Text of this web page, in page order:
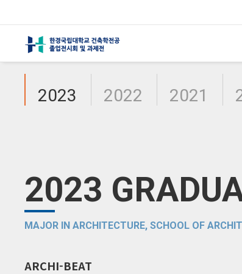
2023 2022 2021
2023
MAJOR IN ARCHITECTURE, SCHOOL OF
ARCHI-BEAT